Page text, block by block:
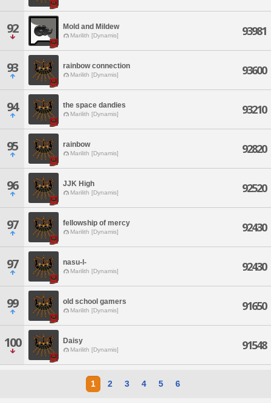
92 Mold and Mildew
Marilith [Dynamis] 93981
93 rainbow connection
Marilith [Dynamis] 93600
94 the space dandies
Marilith [Dynamis] 93210
95 rainbow
Marilith [Dynamis] 92820
96 JJK High
Marilith [Dynamis] 92520
97 fellowship of mercy
Marilith [Dynamis] 92430
97 nasu-l-
Marilith [Dynamis] 92430
99 old school gamers
Marilith [Dynamis] 91650
100 Daisy
Marilith [Dynamis] 91548
1 2 3 4 5 6